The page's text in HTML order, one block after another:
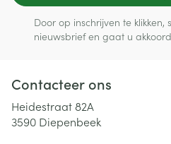
Door op inschrijven te
nieuwsbrief en gaat u
Contacteer ons
Heidestraat 82A
3590 Diepenbeek